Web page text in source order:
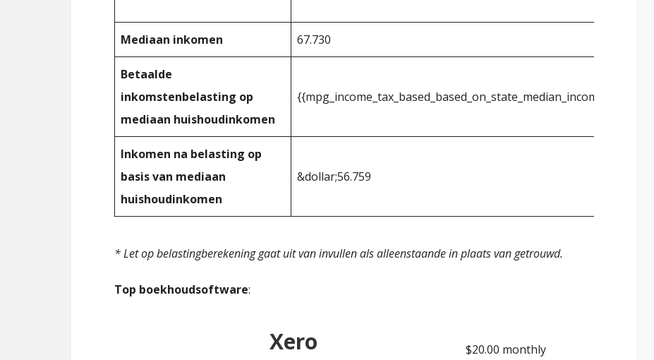
Mediaan inkomen 67.730
Betaalde
inkomstenbelasting op
mediaan huishoudinkomen
{{mpg_income_tax_based_based_on_state_median_income_single_1}}
Inkomen na belasting op
basis van mediaan
huishoudinkomen
&dollar;56.759
* Let op belastingberekening gaat uit van invullen als alleenstaande in plaats van getrouwd.
Top boekhoudsoftware:
Xero $20.00 monthly